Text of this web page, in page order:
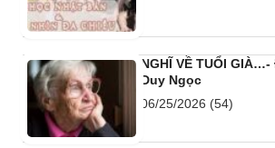
NGHĨ VỀ TUỔI GIÀ…-
Duy Ngọc
06/25/2026 (54)